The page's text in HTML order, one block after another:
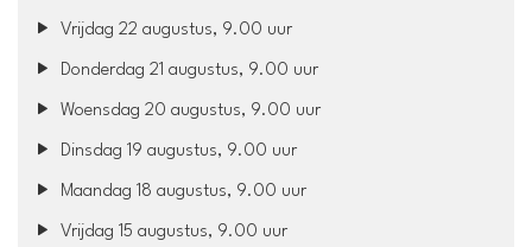
Vrijdag 22 augustus, 9.00 uur
Donderdag 21 augustus, 9.00 uur
Woensdag 20 augustus, 9.00 uur
Dinsdag 19 augustus, 9.00 uur
Maandag 18 augustus, 9.00 uur
Vrijdag 15 augustus, 9.00 uur